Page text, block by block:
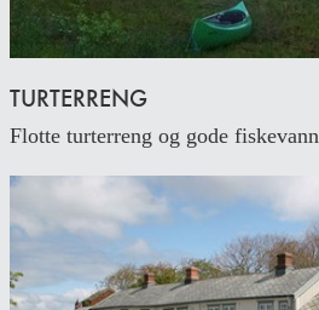
TURTERRENG
Flotte turterreng og gode fiskevann